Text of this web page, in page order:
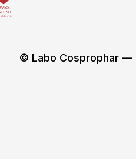
© Labo Cosprophar —